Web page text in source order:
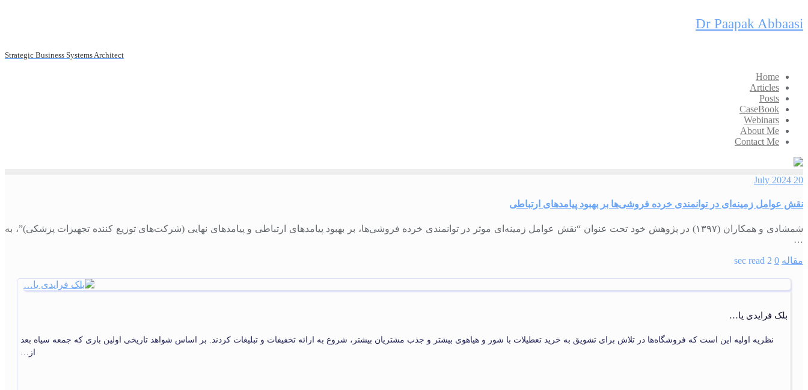
Skip
to
Dr Paapak Abbaasi
Strategic Business Systems Architect
Home
Articles
Posts
CaseBook
Webinars
About Me
Contact Me
20 July 2024
نقش عوامل زمینه‌ای در توانمندی خرده فروشی‌ها بر بهبود پیامدهای ارتباطی
شمشادی و همکاران (۱۳۹۷) در پژوهش خود تحت عنوان “نقش عوامل زمینه‏‌ای موثر در توانمندی خرده فروشی‌‏ها، بر بهبود پیامدهای ارتباطی و پیامدهای نهایی (شرکت‌‏های توزیع کننده تجهیزات پزشکی)”، به
…
مقاله 0
2 sec read
بلک فرایدی یا…
نظریه اولیه این است که فروشگاه‌ها در تلاش برای تشویق به خرید تعطیلات با شور و هیاهوی بیشتر و جذب مشتریان بیشتر، شروع به ارائه تخفیفات و تبلیغات کردند. بر اساس شواهد تاریخی اولین باری که جمعه سیاه بعد
از…